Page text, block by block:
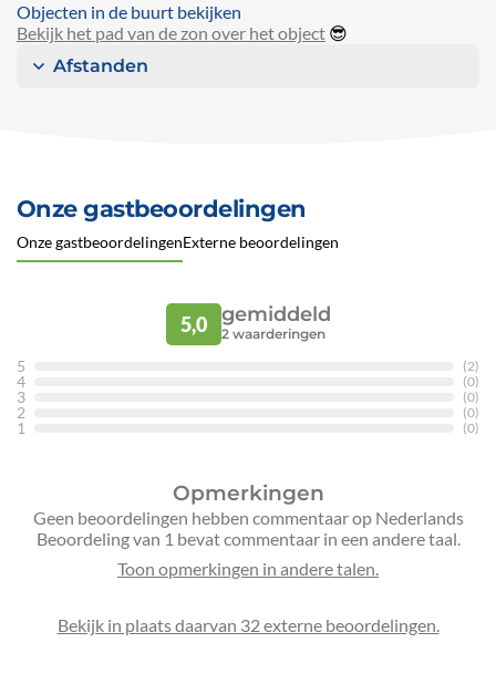
Objecten in de buurt bekijken
Bekijk het pad van de zon over het object 😎
Afstanden
Onze gastbeoordelingen
Onze gastbeoordelingenExterne beoordelingen
5,0 gemiddeld
2waarderingen
5 (2)
4 (0)
3 (0)
2 (0)
1 (0)
Opmerkingen
Geen beoordelingen hebben commentaar op Nederlands
Beoordeling van 1 bevat commentaar in een andere taal.
Bekijk in plaats daarvan 32 externe beoordelingen.